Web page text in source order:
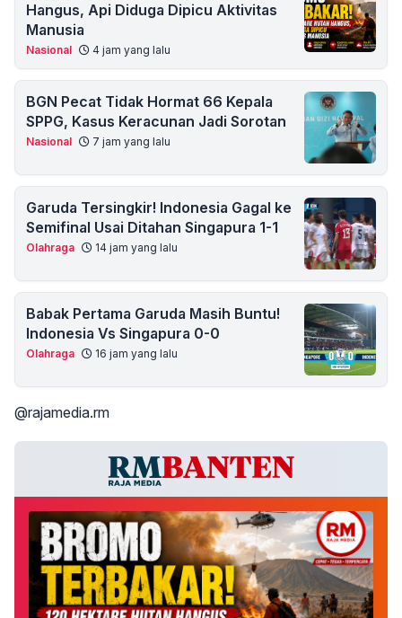
Hangus, Api Diduga Dipicu Aktivitas
Manusia
Nasional 4 jam yang lalu
BGN Pecat Tidak Hormat 66 Kepala
SPPG, Kasus Keracunan Jadi Sorotan
Nasional 7 jam yang lalu
Garuda Tersingkir! Indonesia Gagal ke
Semifinal Usai Ditahan Singapura 1-1
Olahraga 14 jam yang lalu
Babak Pertama Garuda Masih Buntu!
Indonesia Vs Singapura 0-0
Olahraga 16 jam yang lalu
@rajamedia.rm